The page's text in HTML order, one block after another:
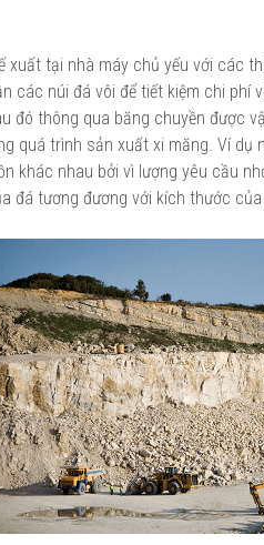
xuất tại nhà máy chủ yếu với các
các núi đá vôi để tiết kiệm chi phí
thông qua băng chuyền được
quá trình sản xuất xi măng. Ví dụ
khác nhau bởi vì lượng yêu cầu
đá tương đương với kích thước